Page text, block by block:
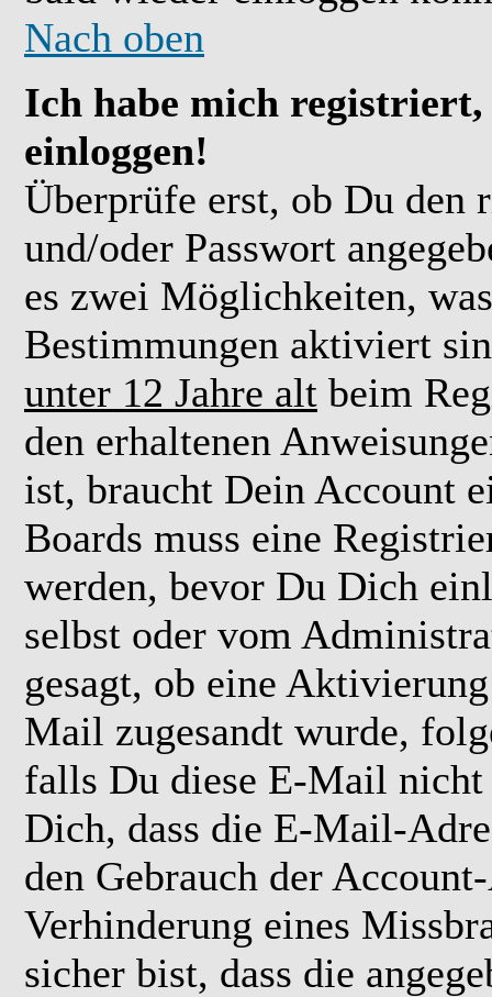
Nach oben
Ich habe mich
einloggen!
Überprüfe erst, ob Du den
und/oder Passwort
es zwei Möglichkeiten,
Bestimmungen aktiviert
unter 12 Jahre alt beim
den erhaltenen
ist, braucht Dein Account
Boards muss eine
werden, bevor Du Dich
selbst oder vom
gesagt, ob eine
Mail zugesandt wurde,
falls Du diese E-Mail nicht
Dich, dass die E-Mail-
den Gebrauch der
Verhinderung eines
sicher bist, dass die